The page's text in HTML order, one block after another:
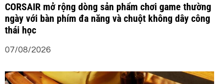
CORSAIR mở rộng dòng sản phẩm chơi game thường
ngày với bàn phím đa năng và chuột không dây công
thái học
07/08/2026